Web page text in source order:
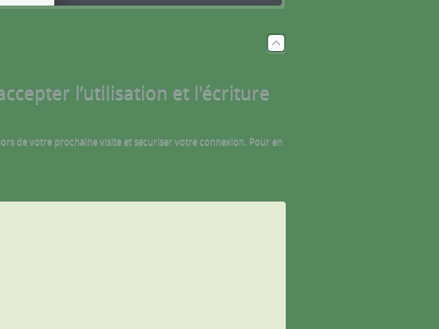
l’utilisation et l'écriture
de votre prochaine visite et sécuriser votre connexion. Pour en